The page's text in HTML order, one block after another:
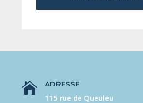
 ADRESSE
115 rue de Queuleu